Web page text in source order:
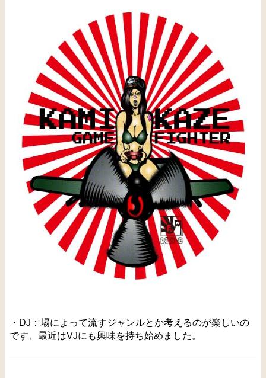
・DJ：場によって流すジャンルとか考えるのが楽しいの
です、最近はVJにも興味を持ち始めました。